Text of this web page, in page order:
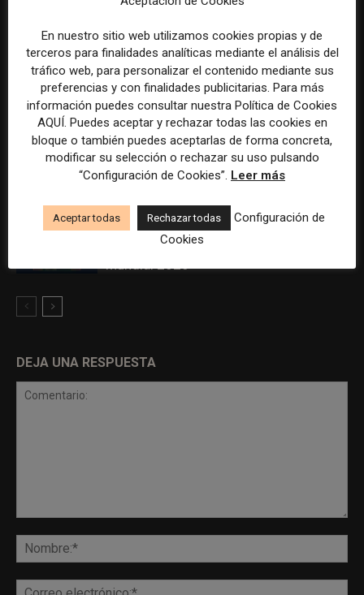
pero su cooperativa pierde 38.542
euros
El Premio Gabo 2026 reconoce cinco
historias de Brasil, España y El Salvador
sobre el poder, la memoria y la violencia
Radio Televisión Madrid establece un
sistema de control para el uso de la
inteligencia artificial
ADEPA crea un premio especial para la
mejor cobertura periodística del
DEJA UNA RESPUESTA
En nuestro sitio web utilizamos cookies propias y de
terceros para finalidades analíticas mediante el análisis del
tráfico web, para personalizar el contenido mediante sus
preferencias y con finalidades publicitarias. Para más
información puedes consultar nuestra Política de Cookies
AQUÍ. Puedes aceptar y rechazar todas las cookies en
bloque o también puedes aceptarlas de forma concreta,
modificar su selección o rechazar su uso pulsando
“Configuración de Cookies”. Leer más
Aceptar todas Rechazar todas
Configuración de
Cookies